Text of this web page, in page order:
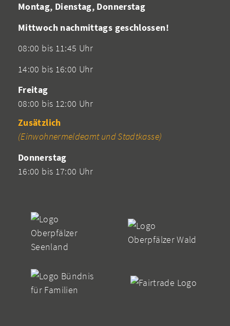
Montag, Dienstag, Donnerstag
Mittwoch nachmittags geschlossen!
08:00 bis 11:45 Uhr
14:00 bis 16:00 Uhr
Freitag
08:00 bis 12:00 Uhr
Zusätzlich
(Einwohnermeldeamt und Stadtkasse)
Donnerstag
16:00 bis 17:00 Uhr